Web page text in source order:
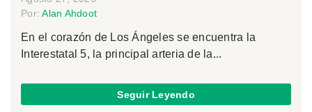
Por:Alan Ahdoot
En el corazón de Los Ángeles se encuentra la
Interestatal 5, la principal arteria de la...
Seguir Leyendo